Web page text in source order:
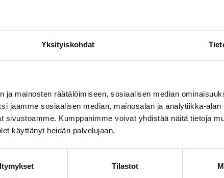
Yksityiskohdat
ja mainosten räätälöimiseen, sosiaalisen median
jaamme sosiaalisen median, mainosalan ja analytiikka-alan
sivustoamme. Kumppanimme voivat yhdistää näitä tietoja
käyttänyt heidän palvelujaan.
Tilastot
IP-luokka
Max.